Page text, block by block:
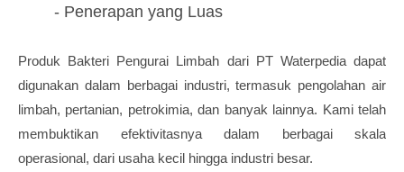
- Penerapan yang Luas
Produk Bakteri Pengurai Limbah dari PT Waterpedia dapat
digunakan dalam berbagai industri, termasuk pengolahan air
limbah, pertanian, petrokimia, dan banyak lainnya. Kami telah
membuktikan efektivitasnya dalam berbagai skala
operasional, dari usaha kecil hingga industri besar.